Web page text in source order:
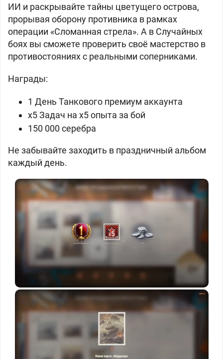
ИИ и раскрывайте тайны цветущего острова,
прорывая оборону противника в рамках
операции «Сломанная стрела». А в Случайных
боях вы сможете проверить своё мастерство в
противостояниях с реальными соперниками.
Награды:
1 День Танкового премиум аккаунта
x5 Задач на x5 опыта за бой
150 000 серебра
Не забывайте заходить в праздничный альбом
каждый день.